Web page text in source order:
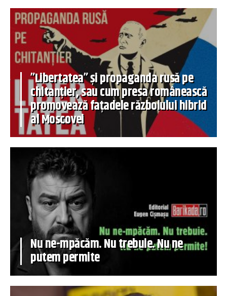
”Libertatea” și propaganda rusă pe
chitanțier, sau cum presa românească
promovează fațadele războiului hibrid
al Moscovei
Nu ne-mpăcăm. Nu trebuie. Nu ne
putem permite